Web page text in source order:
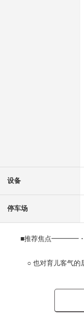
设备
停车场
■推荐焦点━━━━
○ 也对育儿客气的
○ 阳光在南侧道路
○ 生活便利设施正